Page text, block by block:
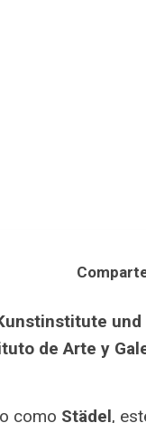
de Arte y
como Städel,